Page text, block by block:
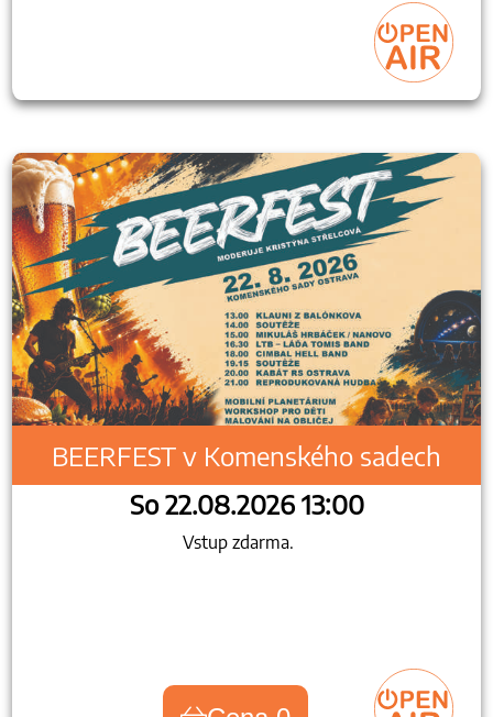
BEERFEST v Komenského sadech
So 22.08.2026 13:00
Vstup zdarma.